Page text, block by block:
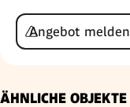
Angebot melden
ÄHNLICHE OBJEKTE